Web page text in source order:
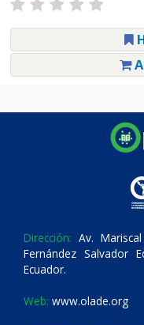
Dirección: Av.
Fernández Salvador
Ecuador.
Web: www.olade.org